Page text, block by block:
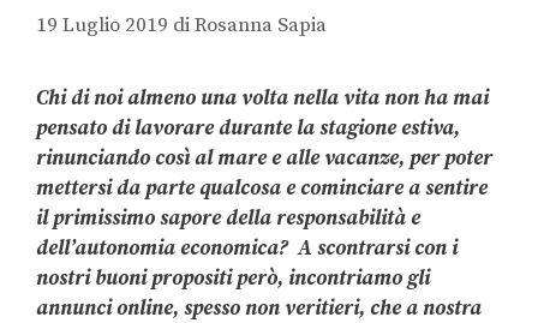
19 Luglio 2019 diRosanna Sapia
Chi di noi almeno una volta nella vita non ha mai
pensato di lavorare durante la stagione estiva,
rinunciando così al mare e alle vacanze, per poter
mettersi da parte qualcosa e cominciare a sentire
il primissimo sapore della responsabilità e
dell’autonomia economica? A scontrarsi con i
nostri buoni propositi però, incontriamo gli
annunci online, spesso non veritieri, che a nostra